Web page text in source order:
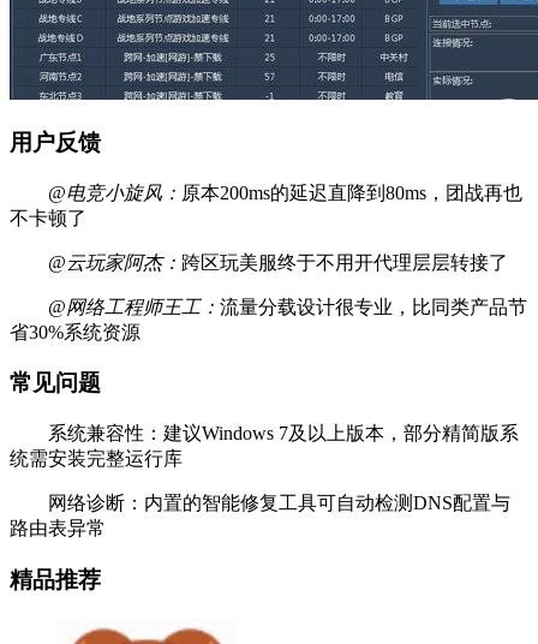
用户反馈
@电竞小旋风： 原本200ms的延迟直降到80ms，团战再也
不卡顿了
@云玩家阿杰： 跨区玩美服终于不用开代理层层转接了
@网络工程师王工： 流量分载设计很专业，比同类产品节
省30%系统资源
常见问题
系统兼容性：建议Windows 7及以上版本，部分精简版系
统需安装完整运行库
网络诊断：内置的智能修复工具可自动检测DNS配置与
路由表异常
精品推荐